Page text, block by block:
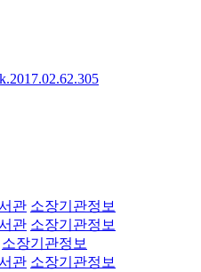
관 소장기관정보
관 소장기관정보
소장기관정보
관 소장기관정보